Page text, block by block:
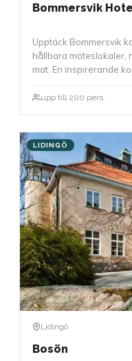
Bommersvik
Upptäck Bommersvik
hållbara möteslokaler,
mat. En inspirerande
upp till 200 pers.
LIDINGÖ
Lidingö
Bosön